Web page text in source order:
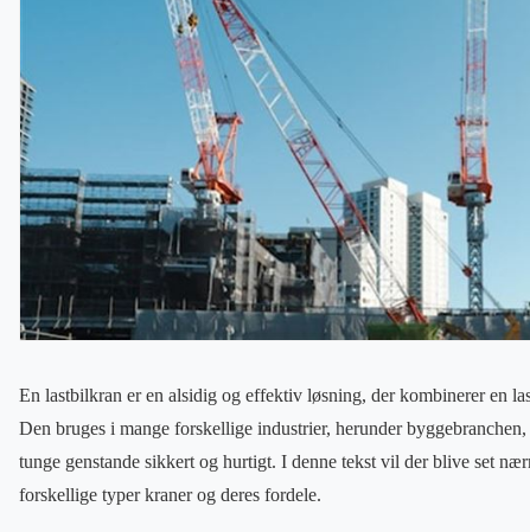
En lastbilkran er en alsidig og effektiv løsning, der kombinerer en
Den bruges i mange forskellige industrier, herunder
tunge genstande sikkert og hurtigt. I denne tekst vil der blive set
forskellige typer kraner og deres fordele.